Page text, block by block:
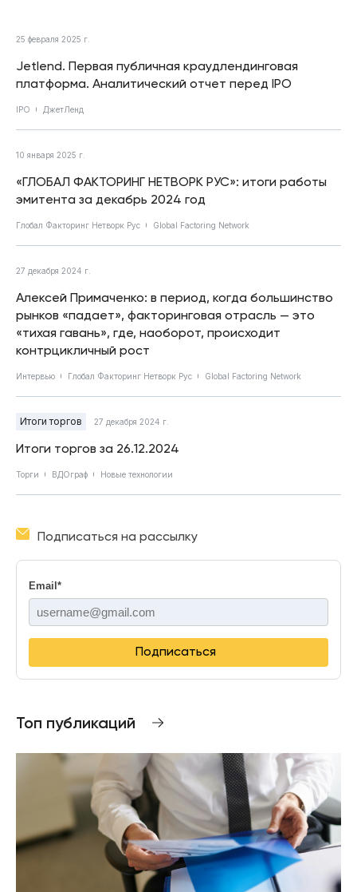
25 февраля 2025 г.
Jetlend. Первая публичная краудлендинговая
платформа. Аналитический отчет перед IPO
IPO ДжетЛенд
10 января 2025 г.
«ГЛОБАЛ ФАКТОРИНГ НЕТВОРК РУС»: итоги работы
эмитента за декабрь 2024 год
Глобал Факторинг Нетворк Рус Global Factoring Network
27 декабря 2024 г.
Алексей Примаченко: в период, когда большинство
рынков «падает», факторинговая отрасль — это
«тихая гавань», где, наоборот, происходит
контрцикличный рост
Интервью Глобал Факторинг Нетворк Рус Global Factoring Network
Итоги торгов 27 декабря 2024 г.
Итоги торгов за 26.12.2024
Торги ВДОграф Новые технологии
Подписаться на рассылку
Email *
Подписаться
Топ публикаций